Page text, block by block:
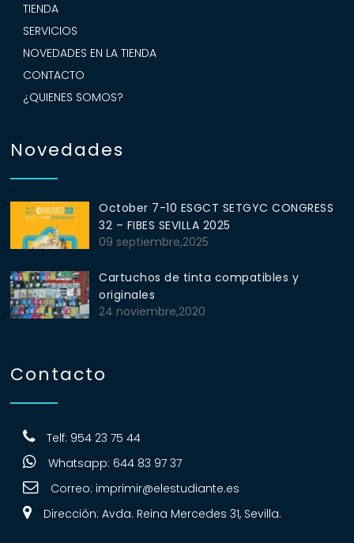
TIENDA
SERVICIOS
NOVEDADES EN LA TIENDA
CONTACTO
¿QUIENES SOMOS?
Novedades
October 7-10 ESGCT SETGYC CONGRESS
32 – FIBES SEVILLA 2025
09 septiembre,2025
Cartuchos de tinta compatibles y
originales
24 noviembre,2020
Contacto
Telf: 954 23 75 44
Whatsapp: 644 83 97 37
Correo: imprimir@elestudiante.es
Dirección: Avda. Reina Mercedes 31, Sevilla.